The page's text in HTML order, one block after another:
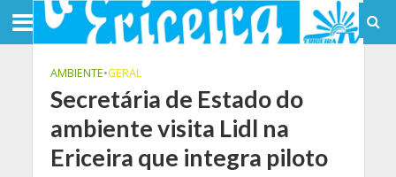
AMBIENTE•GERAL
Secretária de Estado do
ambiente visita Lidl na
Ericeira que integra piloto